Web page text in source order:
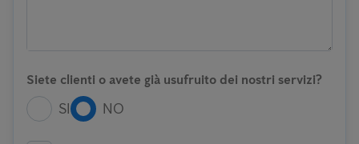
Siete clienti o avete già usufruito dei nostri servizi?
SI NO